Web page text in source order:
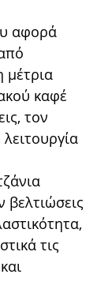
αφορά
καφέ
τον
τις